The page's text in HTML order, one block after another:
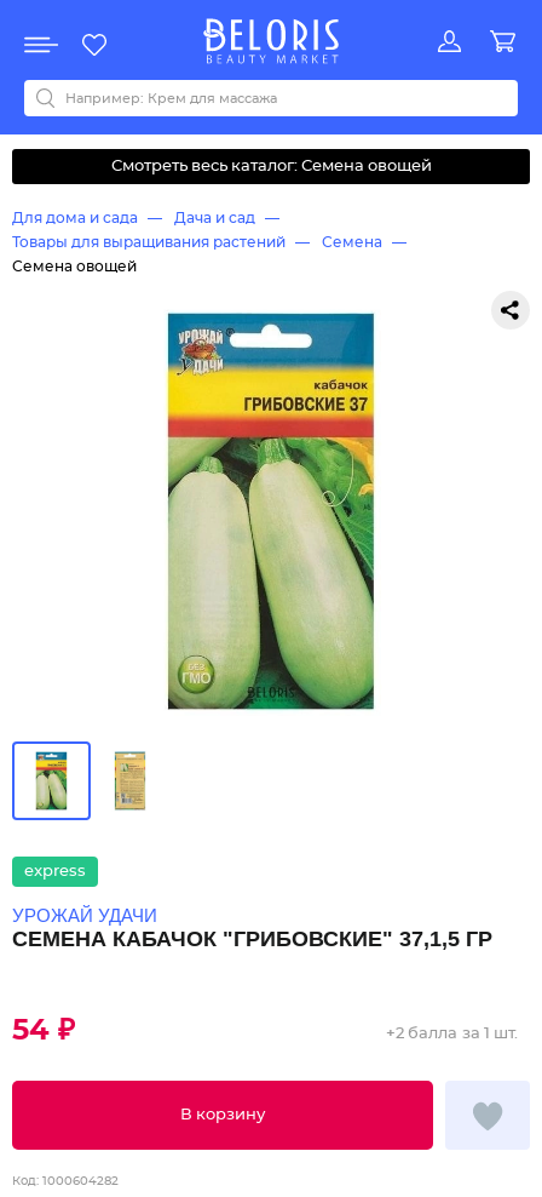
Акции
Все бренды
0-9ABCDEFGHIJKLMNOPQRSTUVWYZАБВДЗИМОКЛНПРСТУФ
Смотреть весь каталог: Семена овощей
Для дома и сада
Дача и сад
Товары для выращивания растений
Семена
Семена овощей
express
УРОЖАЙ УДАЧИ
СЕМЕНА КАБАЧОК "ГРИБОВСКИЕ" 37,1,5 ГР
54 ₽
В корзину
+2 балла за 1 шт.
Код: 1000604282